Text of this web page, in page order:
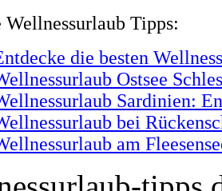
Wellnessurlaub Tipps:
die besten
Ostsee
Sardinien:
bei
am